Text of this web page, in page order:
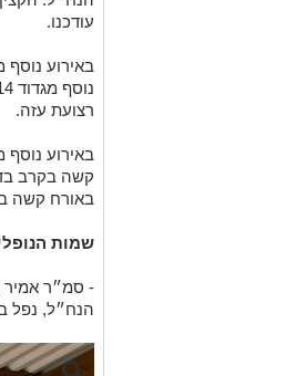
עודכנו.
רצועת עזה.
באירוע
קשה בקרב
באורח קשה
שמות
הנח״ל, נפל